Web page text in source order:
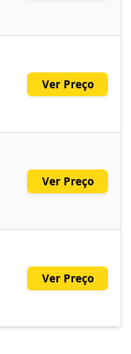
Ver Preço
Ver Preço
Ver Preço